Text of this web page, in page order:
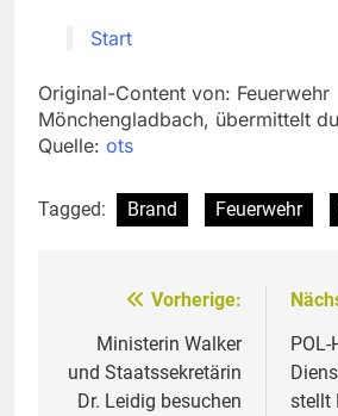
Start
Original-Content von: Feuerwehr
Mönchengladbach, übermittelt
Quelle: ots
Tagged: Brand Feuerwehr
Beitragsnavigation
Vorherige:
Ministerin Walker
und Staatssekretärin
Dr. Leidig besuchen
POL-
stellt